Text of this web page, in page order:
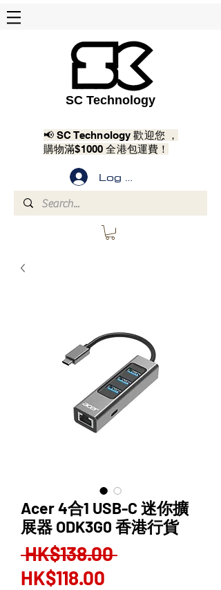
SC Technology
📢 SC Technology 歡迎您 ，
購物滿$1000 全港包運費！
Log In
Acer 4合1 USB-C 迷你擴
展器 ODK3G0 香港行貨
HK$138.00 Regular
HK$118.00